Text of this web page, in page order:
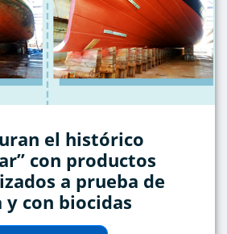
el histórico
con productos
a prueba de
y con biocidas